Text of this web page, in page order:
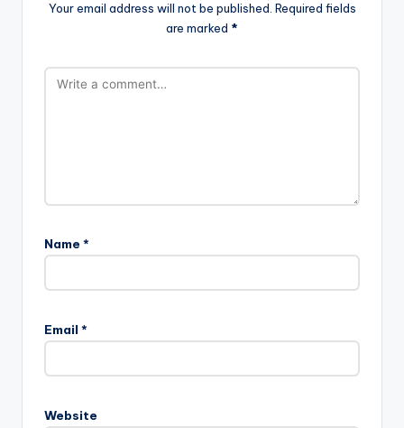
Your email address will not be published. Required fields
are marked *
Name *
Email *
Website